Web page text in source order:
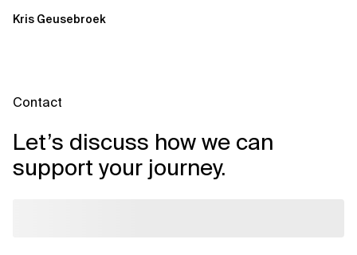
Kris Geusebroek
Contact
Let’s discuss how we can
support your journey.